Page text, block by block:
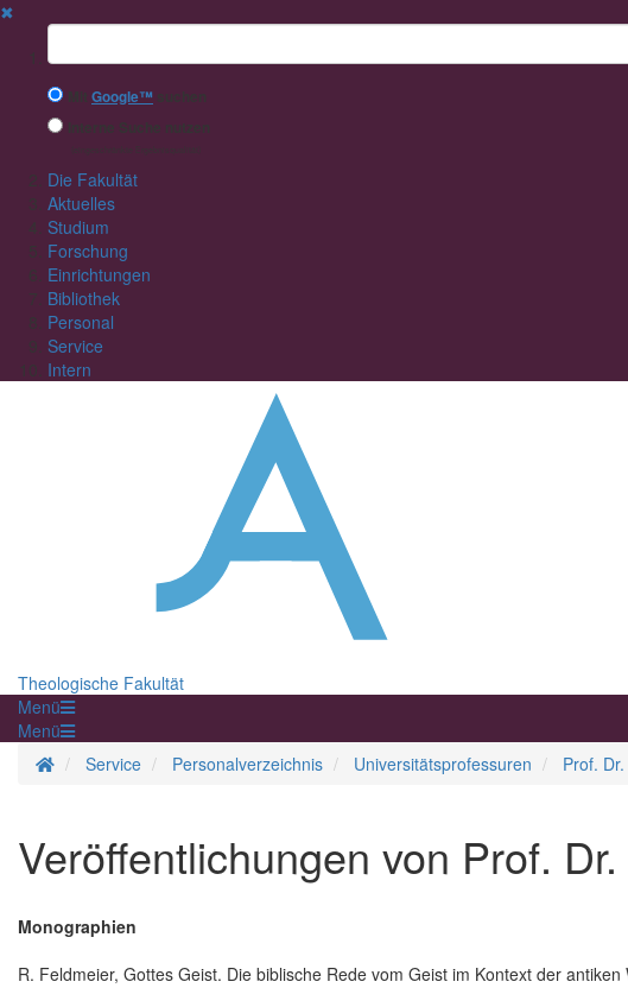
✖
Suchbegriff
Mit Google™ suchen
Interne Suche nutzen
Die Fakultät
Aktuelles
Studium
Forschung
Einrichtungen
Bibliothek
Personal
Service
Intern
Theologische Fakultät
Menü
Menü
Startseite
Service Personalverzeichnis Universitätsprofessuren Prof.
Veröffentlichungen von Prof.
Monographien
R. Feldmeier, Gottes Geist. Die biblische Rede vom Geist im Kontext der